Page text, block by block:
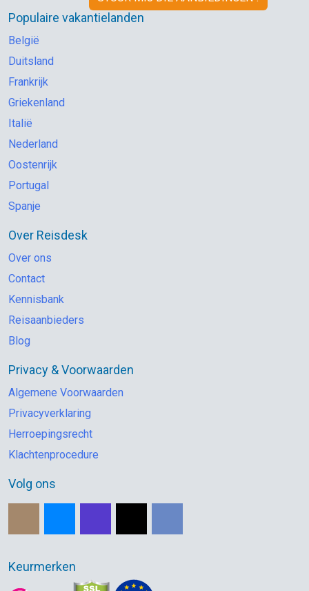
Populaire vakantielanden
België
Duitsland
Frankrijk
Griekenland
Italië
Nederland
Oostenrijk
Portugal
Spanje
Over Reisdesk
Over ons
Contact
Kennisbank
Reisaanbieders
Blog
Privacy & Voorwaarden
Algemene Voorwaarden
Privacyverklaring
Herroepingsrecht
Klachtenprocedure
Volg ons
Keurmerken